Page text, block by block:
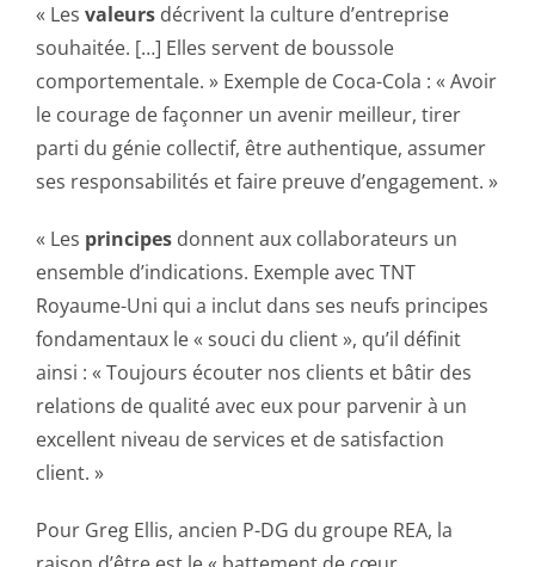
« Les valeurs décrivent la culture d’entreprise
souhaitée. […] Elles servent de boussole
comportementale. » Exemple de Coca-Cola : « Avoir
le courage de façonner un avenir meilleur, tirer
parti du génie collectif, être authentique, assumer
ses responsabilités et faire preuve d’engagement. »
« Les principes donnent aux collaborateurs un
ensemble d’indications. Exemple avec TNT
Royaume-Uni qui a inclut dans ses neufs principes
fondamentaux le « souci du client », qu’il définit
ainsi : « Toujours écouter nos clients et bâtir des
relations de qualité avec eux pour parvenir à un
excellent niveau de services et de satisfaction
client. »
Pour Greg Ellis, ancien P-DG du groupe REA, la